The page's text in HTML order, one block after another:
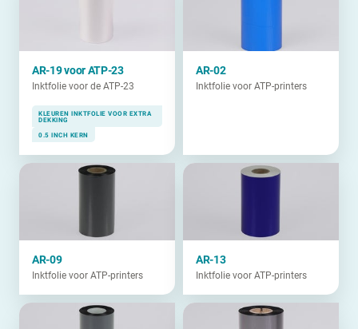
AR-19 voor ATP-23
Inktfolie voor de ATP-23
KLEUREN INKTFOLIE VOOR EXTRA
DEKKING
0.5 INCH KERN
AR-02
Inktfolie voor ATP-printers
AR-09
Inktfolie voor ATP-printers
AR-13
Inktfolie voor ATP-printers